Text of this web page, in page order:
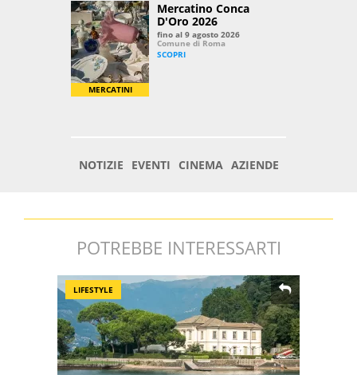
POTREBBE INTERESSARTI
LIFESTYLE